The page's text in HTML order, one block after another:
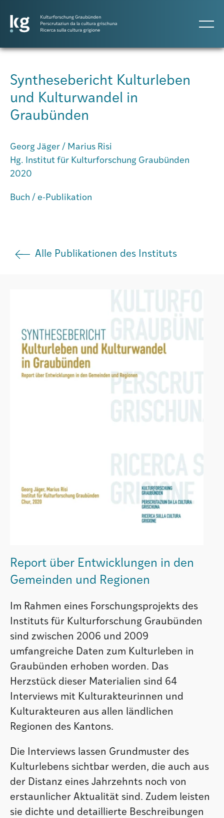
Projects
Persunas
Synthesebericht Kulturleben
und Kulturwandel in
Graubünden
Georg Jäger / Marius Risi
Hg. Institut für Kulturforschung Graubünden
2020
Buch / e-Publikation
Alle Publikationen des Instituts
Report über Entwicklungen in den
Gemeinden und Regionen
Im Rahmen eines Forschungsprojekts des
Instituts für Kulturforschung Graubünden
sind zwischen 2006 und 2009
umfangreiche Daten zum Kulturleben in
Graubünden erhoben worden. Das
Herzstück dieser Materialien sind 64
Interviews mit Kultur­akteurinnen und
Kulturakteuren aus allen ländlichen
Regionen des Kantons.
Die Interviews lassen Grundmuster des
Kulturlebens sichtbar werden, die auch aus
der Distanz eines Jahrzehnts noch von
erstaunlicher Aktualität sind. Zudem leisten
sie dichte und detaillierte Beschreibungen